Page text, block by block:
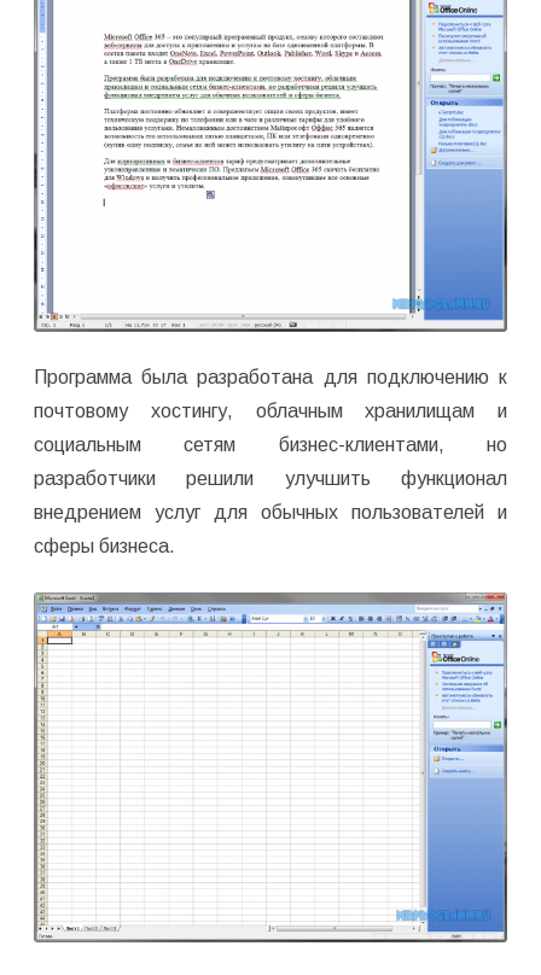
Программа была разработана для подключению к
почтовому хостингу, облачным хранилищам и
социальным сетям бизнес-клиентами, но
разработчики решили улучшить функционал
внедрением услуг для обычных пользователей и
сферы бизнеса.